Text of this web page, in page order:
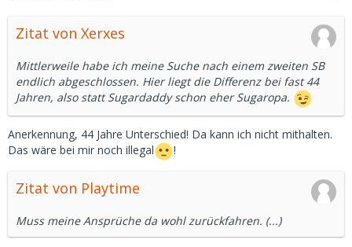
Zitat von Xerxes
Mittlerweile habe ich meine Suche nach einem zweiten SB
endlich abgeschlossen. Hier liegt die Differenz bei fast 44
Jahren, also statt Sugardaddy schon eher Sugaropa.
Anerkennung, 44 Jahre Unterschied! Da kann ich nicht mithalten.
Das wäre bei mir noch illegal
!
Zitat von Playtime
Muss meine Ansprüche da wohl zurückfahren. (...)